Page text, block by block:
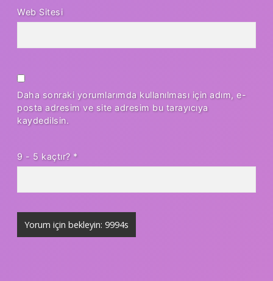
Web Sitesi
Daha sonraki yorumlarımda kullanılması için adım, e-
posta adresim ve site adresim bu tarayıcıya
kaydedilsin.
9 - 5 kaçtır? *